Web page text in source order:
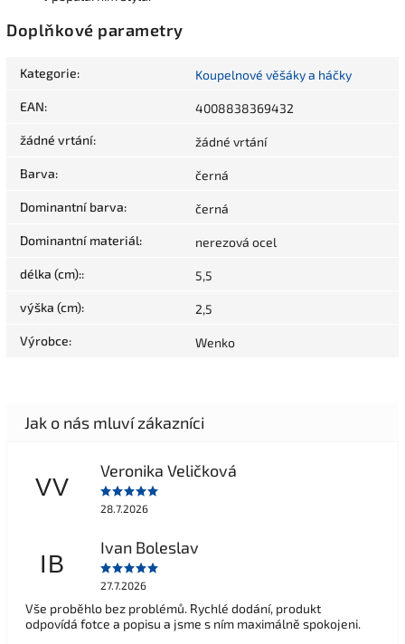
Doplňkové parametry
Kategorie: Koupelnové věšáky a háčky
EAN: 4008838369432
žádné vrtání: žádné vrtání
Barva: černá
Dominantní barva: černá
Dominantní materiál: nerezová ocel
délka (cm):: 5,5
výška (cm): 2,5
Výrobce: Wenko
VV
Veronika Veličková
28.7.2026
IB
Ivan Boleslav
27.7.2026
Vše proběhlo bez problémů. Rychlé dodání, produkt
odpovídá fotce a popisu a jsme s ním maximálně spokojeni.